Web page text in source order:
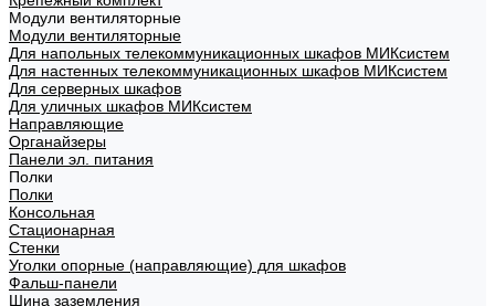
Модули вентиляторные
Модули вентиляторные
Для напольных телекоммуникационных шкафов МИКсистем
Для настенных телекоммуникационных шкафов МИКсистем
Для серверных шкафов
Для уличных шкафов МИКсистем
Направляющие
Органайзеры
Панели эл. питания
Полки
Полки
Консольная
Стационарная
Стенки
Уголки опорные (направляющие) для шкафов
Фальш-панели
Шина заземления